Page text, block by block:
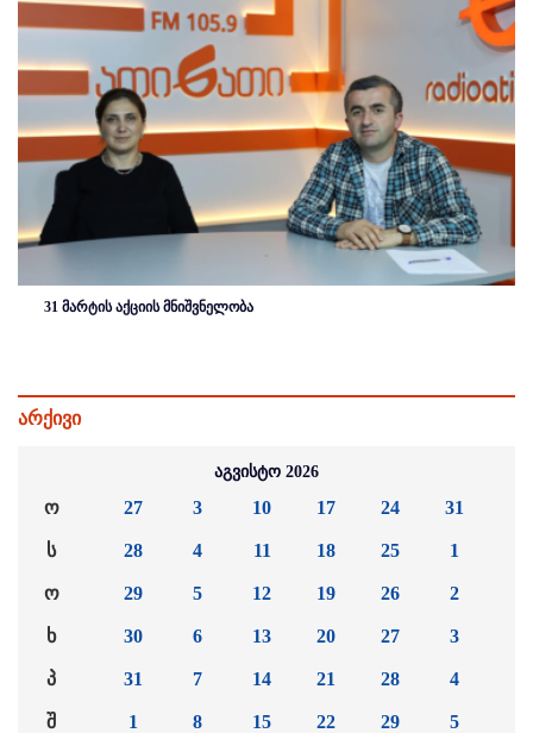
31 მარტის აქციის მნიშვნელობა
არქივი
აგვისტო 2026
ო
ს
ო
ხ
პ
შ
27
28
29
30
31
1
3
4
5
6
7
8
10
11
12
13
14
15
17
18
19
20
21
22
24
25
26
27
28
29
31
1
2
3
4
5